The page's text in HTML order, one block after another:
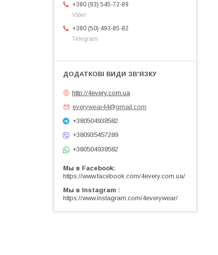
+380 (93) 545-72-89
Viber
+380 (50) 493-85-82
Telegram
http://4every.com.ua
everywear44@gmail.com
+380504938582
+380935457289
+380504938582
Мы в Facebook
https://www.facebook.com/4every.com.ua/
Мы в Instagram
https://www.instagram.com/4everywear/